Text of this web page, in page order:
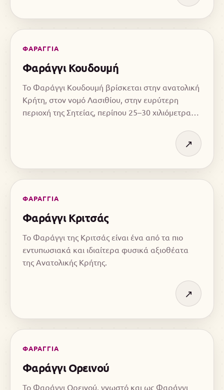
ΦΑΡΑΓΓΙΑ
Φαράγγι Κουδουμή
Το Φαράγγι Κουδουμή βρίσκεται στην ανατολική
Κρήτη, στον νομό Λασιθίου, στην ευρύτερη
περιοχή της Σητείας, περίπου 25–30 χιλιόμετρα
↗
ΦΑΡΑΓΓΙΑ
Φαράγγι Κριτσάς
Το Φαράγγι της Κριτσάς είναι ένα από τα πιο
εντυπωσιακά και ιδιαίτερα φυσικά αξιοθέατα
της Ανατολικής Κρήτης.
↗
ΦΑΡΑΓΓΙΑ
Φαράγγι Ορεινού
Το Φαράγγι Ορεινού, γνωστό και ως Φαράγγι